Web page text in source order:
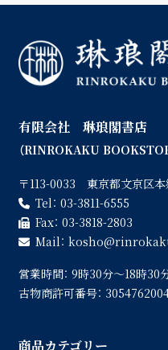
有限会社 琳琅閣書店
（RINROKAKU
〒113-0033 東京都文京区
Tel： 03-3811-6555
Fax： 03-3818-2803
Mail： kosho
営業時間： 9時30分〜18時30分
古物商許可番号：
商品カテゴリー